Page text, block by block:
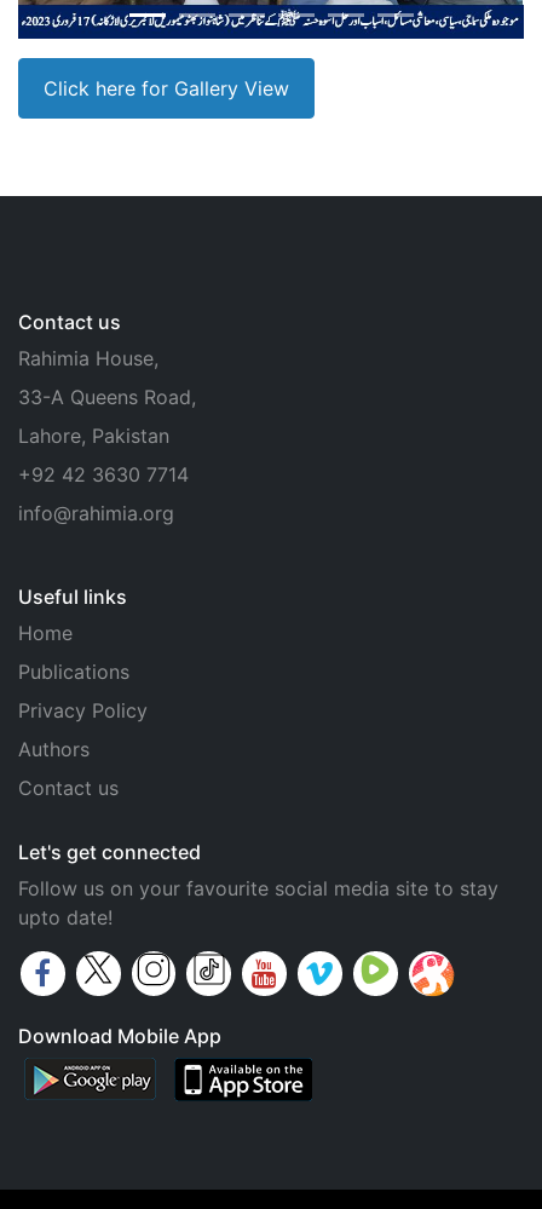
Click here for Gallery View
Contact us
Rahimia House,
33-A Queens Road,
Lahore, Pakistan
+92 42 3630 7714
info@rahimia.org
Useful links
Home
Publications
Privacy Policy
Authors
Contact us
Let's get connected
Follow us on your favourite social media site to stay
upto date!
Download Mobile App